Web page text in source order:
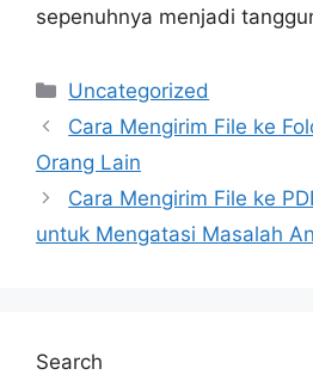
sepenuhnya menjadi
Categories
Uncategorized
Cara Mengirim File ke
Orang Lain
Cara Mengirim File ke
untuk Mengatasi Masalah
Search